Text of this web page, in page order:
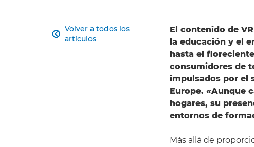
Volver a todos los
artículos

El contenido de
la educación y el
hasta el
consumidores de
impulsados por el
Europe. «Aunque
hogares, su
entornos de
Más allá de